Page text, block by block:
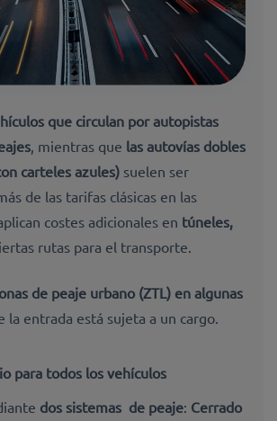
que circulan por autopistas
, mientras que las autovías dobles
carteles azules) suelen ser
de las tarifas clásicas en las
costes adicionales en túneles,
rutas para el transporte.
de peaje urbano (ZTL) en algunas
la entrada está sujeta a un cargo.
para todos los vehículos
dos sistemas de peaje: Cerrado